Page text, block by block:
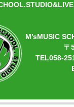
M’sMUSIC
〒
TEL058-